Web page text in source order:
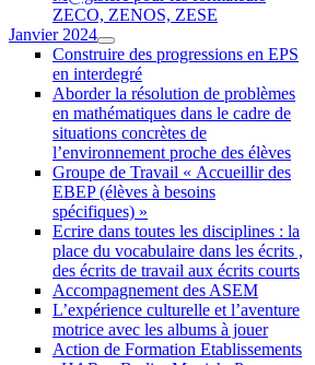
ZECO, ZENOS, ZESE
Janvier 2024
Construire des progressions en EPS
en interdegré
Aborder la résolution de problèmes
en mathématiques dans le cadre de
situations concrètes de
l’environnement proche des élèves
Groupe de Travail « Accueillir des
EBEP (élèves à besoins
spécifiques) »
Ecrire dans toutes les disciplines : la
place du vocabulaire dans les écrits ,
des écrits de travail aux écrits courts
Accompagnement des ASEM
L’expérience culturelle et l’aventure
motrice avec les albums à jouer
Action de Formation Etablissements